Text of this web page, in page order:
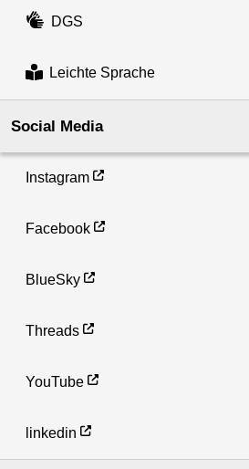
DGS
Leichte Sprache
Social Media
Instagram
Facebook
BlueSky
Threads
YouTube
linkedin